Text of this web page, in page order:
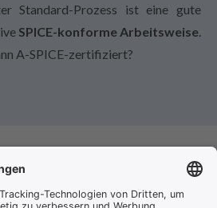
Standard-Prozess ist eine gute
SPICE-konforme Arbeitsweise.
A-SPICE-zertifiziert?